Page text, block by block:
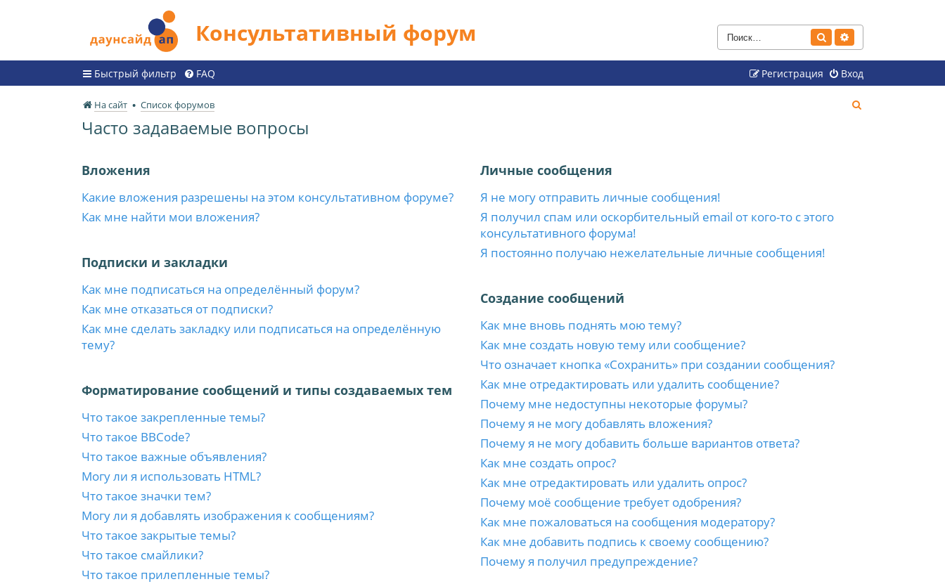
Консультативный форум Поиск
Быстрый фильтр FAQ Вход
Регистрация
На сайт Список форумов
Часто задаваемые вопросы
Вложения
Какие вложения разрешены на этом консультативном форуме?
Как мне найти мои вложения?
Подписки и закладки
Как мне подписаться на определённый форум?
Как мне отказаться от подписки?
Как мне сделать закладку или подписаться на определённую
тему?
Форматирование сообщений и типы создаваемых тем
Что такое закрепленные темы?
Что такое BBCode?
Что такое важные объявления?
Могу ли я использовать HTML?
Что такое значки тем?
Могу ли я добавлять изображения к сообщениям?
Что такое закрытые темы?
Что такое смайлики?
Что такое прилепленные темы?
Личные сообщения
Я не могу отправить личные сообщения!
Я получил спам или оскорбительный email от кого-то с этого
консультативного форума!
Я постоянно получаю нежелательные личные сообщения!
Создание сообщений
Как мне вновь поднять мою тему?
Как мне создать новую тему или сообщение?
Что означает кнопка «Сохранить» при создании сообщения?
Как мне отредактировать или удалить сообщение?
Почему мне недоступны некоторые форумы?
Почему я не могу добавлять вложения?
Почему я не могу добавить больше вариантов ответа?
Как мне создать опрос?
Как мне отредактировать или удалить опрос?
Почему моё сообщение требует одобрения?
Как мне пожаловаться на сообщения модератору?
Как мне добавить подпись к своему сообщению?
Почему я получил предупреждение?